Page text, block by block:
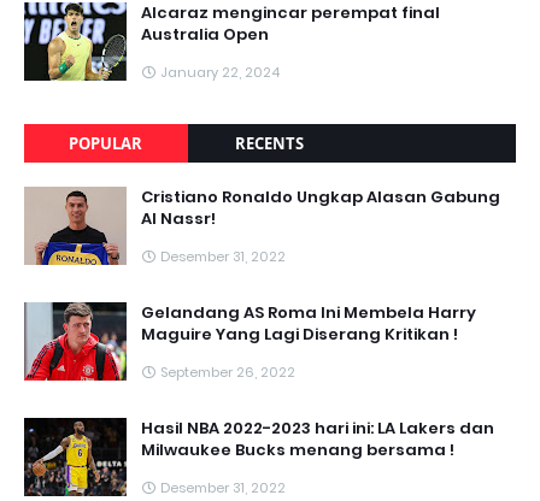
Alcaraz mengincar perempat final
Australia Open
January 22, 2024
POPULAR RECENTS
Cristiano Ronaldo Ungkap Alasan Gabung
Al Nassr!
Desember 31, 2022
Gelandang AS Roma Ini Membela Harry
Maguire Yang Lagi Diserang Kritikan !
September 26, 2022
Hasil NBA 2022-2023 hari ini: LA Lakers dan
Milwaukee Bucks menang bersama !
Desember 31, 2022